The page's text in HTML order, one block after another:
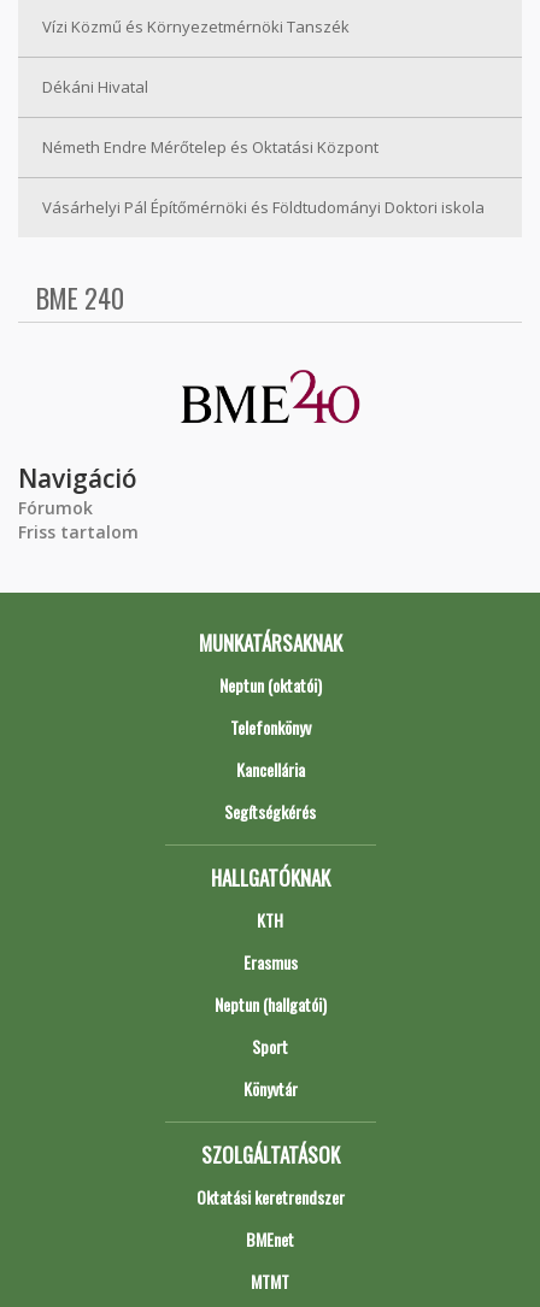
Vízi Közmű és Környezetmérnöki Tanszék
Dékáni Hivatal
Németh Endre Mérőtelep és Oktatási Központ
Vásárhelyi Pál Építőmérnöki és Földtudományi Doktori iskola
BME 240
Navigáció
Fórumok
Friss tartalom
MUNKATÁRSAKNAK
Neptun (oktatói)
Telefonkönyv
Kancellária
Segítségkérés
HALLGATÓKNAK
KTH
Erasmus
Neptun (hallgatói)
Sport
Könyvtár
SZOLGÁLTATÁSOK
Oktatási keretrendszer
BMEnet
MTMT